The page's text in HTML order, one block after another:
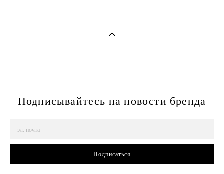
Подписывайтесь на новости бренда
Подписаться